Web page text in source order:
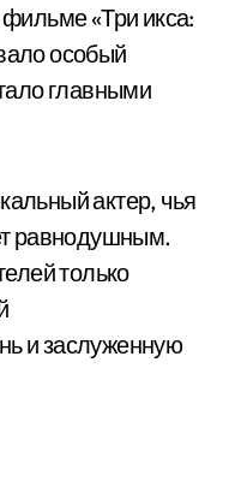
«Три икса:
особый
главными
актер, чья
равнодушным.
только
и заслуженную